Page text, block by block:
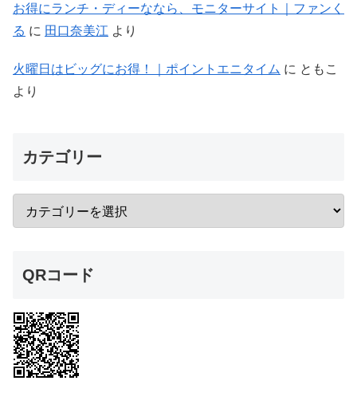
お得にランチ・ディーななら、モニターサイト｜ファンく
る に 田口奈美江 より
火曜日はビッグにお得！｜ポイントエニタイム に ともこ
より
カテゴリー
QRコード